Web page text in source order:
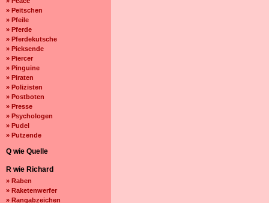
» Peitschen
» Pfeile
» Pferde
» Pferdekutsche
» Pieksende
» Piercer
» Pinguine
» Piraten
» Polizisten
» Postboten
» Presse
» Psychologen
» Pudel
» Putzende
Q wie Quelle
R wie Richard
» Raben
» Raketenwerfer
» Rangabzeichen